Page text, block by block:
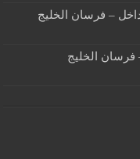
– فرسان الخليج
الخليج